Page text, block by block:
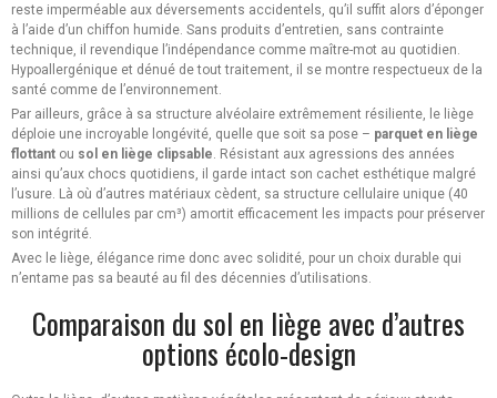
reste imperméable aux déversements accidentels, qu’il suffit alors d’éponger
à l’aide d’un chiffon humide. Sans produits d’entretien, sans contrainte
technique, il revendique l’indépendance comme maître-mot au quotidien.
Hypoallergénique et dénué de tout traitement, il se montre respectueux de la
santé comme de l’environnement.
Par ailleurs, grâce à sa structure alvéolaire extrêmement résiliente, le liège
déploie une incroyable longévité, quelle que soit sa pose – parquet en liège
flottant ou sol en liège clipsable . Résistant aux agressions des années
ainsi qu’aux chocs quotidiens, il garde intact son cachet esthétique malgré
l’usure. Là où d’autres matériaux cèdent, sa structure cellulaire unique (40
millions de cellules par cm³) amortit efficacement les impacts pour préserver
son intégrité.
Avec le liège, élégance rime donc avec solidité, pour un choix durable qui
n’entame pas sa beauté au fil des décennies d’utilisations.
Comparaison du sol en liège avec d’autres
options écolo-design